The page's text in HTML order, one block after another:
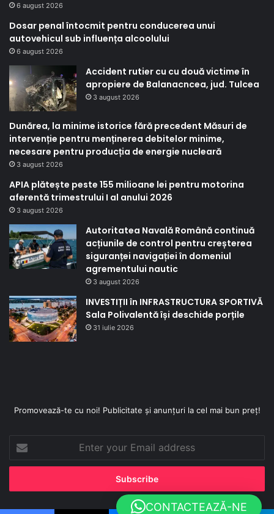
6 august 2026
Dosar penal întocmit pentru conducerea unui
autovehicul sub influența alcoolului
6 august 2026
Accident rutier cu cu două victime în
apropiere de Balanacncea, jud. Tulcea
3 august 2026
Dunărea, la minime istorice fără precedent Măsuri de
intervenție pentru menținerea debitelor minime,
necesare pentru producția de energie nucleară
3 august 2026
APIA plătește peste 155 milioane lei pentru motorina
aferentă trimestrului I al anului 2026
3 august 2026
Autoritatea Navală Română continuă
acțiunile de control pentru creșterea
siguranței navigației în domeniul
agrementului nautic
3 august 2026
INVESTIȚII în INFRASTRUCTURA SPORTIVĂ
Sala Polivalentă își deschide porțile
31 iulie 2026
Promovează-te cu noi! Publicitate și anunțuri la cel mai bun preț!
your
Email
CONTACTEAZĂ-NE